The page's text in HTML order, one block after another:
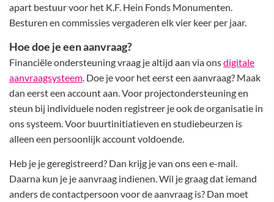
apart bestuur voor het K.F. Hein Fonds Monumenten.
Besturen en commissies vergaderen elk vier keer per jaar.
Hoe doe je een aanvraag?
Financiële ondersteuning vraag je altijd aan via onsdigitale
aanvraagsysteem . Doe je voor het eerst een aanvraag? Maak
dan eerst een account aan. Voor projectondersteuning en
steun bij individuele noden registreer je ook de organisatie in
ons systeem. Voor buurtinitiatieven en studiebeurzen is
alleen een persoonlijk account voldoende.
Heb je je geregistreerd? Dan krijg je van ons een e-mail.
Daarna kun je je aanvraag indienen. Wil je graag dat iemand
anders de contactpersoon voor de aanvraag is? Dan moet